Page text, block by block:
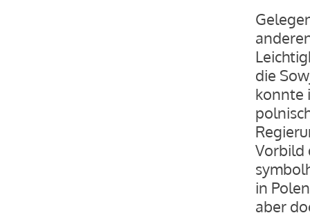
die
konnte
Vorbild
in
aber